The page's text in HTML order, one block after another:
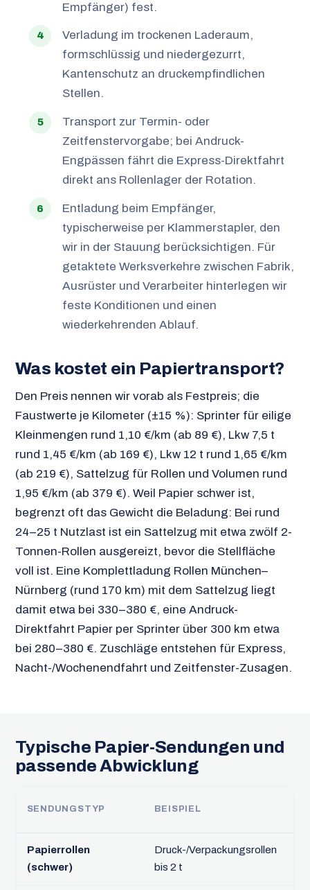
Empfänger) fest.
Verladung im trockenen Laderaum,
formschlüssig und niedergezurrt,
Kantenschutz an druckempfindlichen
Stellen.
Transport zur Termin- oder
Zeitfenstervorgabe; bei Andruck-
Engpässen fährt die Express-Direktfahrt
direkt ans Rollenlager der Rotation.
Entladung beim Empfänger,
typischerweise per Klammerstapler, den
wir in der Stauung berücksichtigen. Für
getaktete Werksverkehre zwischen Fabrik,
Ausrüster und Verarbeiter hinterlegen wir
feste Konditionen und einen
wiederkehrenden Ablauf.
Was kostet ein Papiertransport?
Den Preis nennen wir vorab als Festpreis; die
Faustwerte je Kilometer (±15 %): Sprinter für eilige
Kleinmengen rund 1,10 €/km (ab 89 €), Lkw 7,5 t
rund 1,45 €/km (ab 169 €), Lkw 12 t rund 1,65 €/km
(ab 219 €), Sattelzug für Rollen und Volumen rund
1,95 €/km (ab 379 €). Weil Papier schwer ist,
begrenzt oft das Gewicht die Beladung: Bei rund
24–25 t Nutzlast ist ein Sattelzug mit etwa zwölf 2-
Tonnen-Rollen ausgereizt, bevor die Stellfläche
voll ist. Eine Komplettladung Rollen München–
Nürnberg (rund 170 km) mit dem Sattelzug liegt
damit etwa bei 330–380 €, eine Andruck-
Direktfahrt Papier per Sprinter über 300 km etwa
bei 280–380 €. Zuschläge entstehen für Express,
Nacht-/Wochenendfahrt und Zeitfenster-Zusagen.
Typische Papier-Sendungen und
passende Abwicklung
SENDUNGSTYP BEISPIEL
Papierrollen
(schwer)
Druck-/Verpackungsrollen
bis 2 t